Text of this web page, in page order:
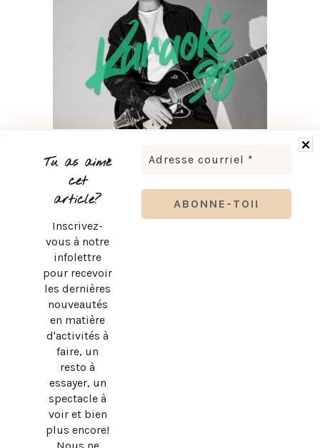
Tu as aimé
cet
article?
Inscrivez-
vous à notre
infolettre
pour recevoir
les dernières
nouveautés
en matière
d'activités à
faire, un
resto à
essayer, un
spectacle à
voir et bien
plus encore!
BRUNO PELLETIER 3 ET MOI : UN SPECTACLE À VOIR AU